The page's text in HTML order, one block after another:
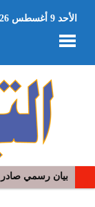
الأحد 9 أغسطس 2026
بيان رسمي صادر